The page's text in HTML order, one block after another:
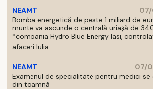
NEAMT
07/
Bomba energetică de peste 1 miliard de
munte va ascunde o centrală uriașă de
*compania Hydro Blue Energy Iasi,
afaceri Iulia ...
NEAMT
07/
Examenul de specialitate pentru medici se
din toamnă